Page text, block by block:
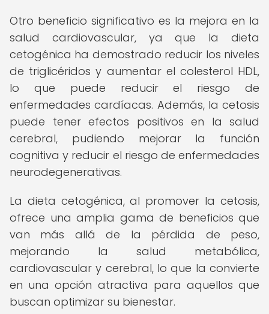
Otro beneficio significativo es la mejora en la
salud cardiovascular, ya que la dieta
cetogénica ha demostrado reducir los niveles
de triglicéridos y aumentar el colesterol HDL,
lo que puede reducir el riesgo de
enfermedades cardíacas. Además, la cetosis
puede tener efectos positivos en la salud
cerebral, pudiendo mejorar la función
cognitiva y reducir el riesgo de enfermedades
neurodegenerativas.
La dieta cetogénica, al promover la cetosis,
ofrece una amplia gama de beneficios que
van más allá de la pérdida de peso,
mejorando la salud metabólica,
cardiovascular y cerebral, lo que la convierte
en una opción atractiva para aquellos que
buscan optimizar su bienestar.